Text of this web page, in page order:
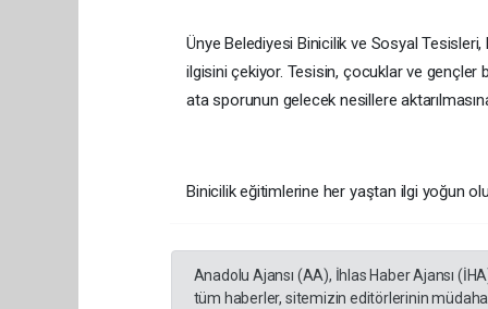
Ünye Belediyesi Binicilik ve Sosyal Tesisleri,
ilgisini çekiyor. Tesisin, çocuklar ve gençler
ata sporunun gelecek nesillere
Binicilik eğitimlerine her yaştan ilgi yoğun
Anadolu Ajansı (AA), İhlas Haber Ajansı
tüm haberler, sitemizin editörlerinin